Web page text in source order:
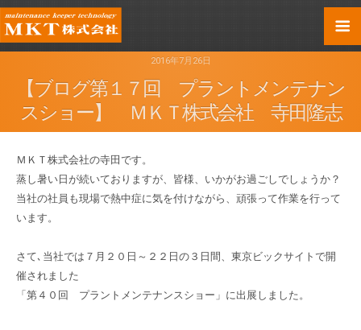
2016年7月26日
【ブログ第１７回 プラントメンテナン
スショー】 ＭＫＴ株式会社 寺田隆志
ＭＫＴ株式会社の寺田です。
蒸し暑い日が続いておりますが、皆様、いかがお過ごしでしょうか？
当社の社員も現場で熱中症に気を付けながら、頑張って作業を行って
います。
さて､当社では７月２０日～２２日の３日間、東京ビックサイトで開
催されました
「第４０回 プラントメンテナンスショー」に出展しました。